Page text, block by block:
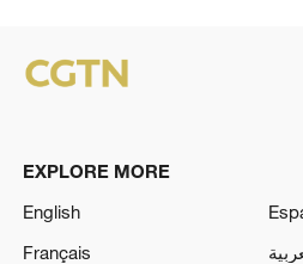
EXPLORE MORE
English
Français